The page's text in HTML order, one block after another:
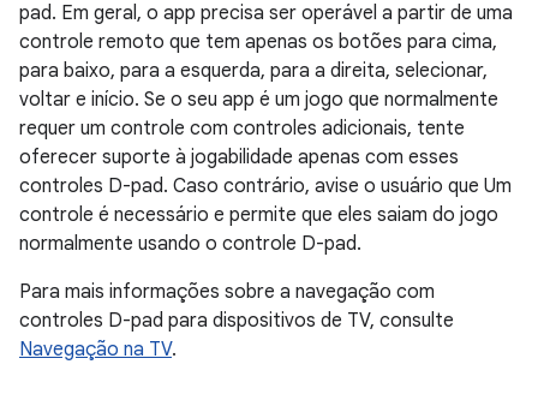
pad. Em geral, o app precisa ser operável a partir de uma
controle remoto que tem apenas os botões para cima,
para baixo, para a esquerda, para a direita, selecionar,
voltar e início. Se o seu app é um jogo que normalmente
requer um controle com controles adicionais, tente
oferecer suporte à jogabilidade apenas com esses
controles D-pad. Caso contrário, avise o usuário que Um
controle é necessário e permite que eles saiam do jogo
normalmente usando o controle D-pad.
Para mais informações sobre a navegação com
controles D-pad para dispositivos de TV, consulte
Navegação na TV.